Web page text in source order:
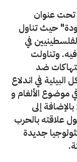
تحت عنوان
حيث تناول
في
وتناولت
ضد
في اندلاع
موضوع الألغام و
الذكرى السنوية الأولى لحرب تموز 2006 بالإضافة إلى
علاقته بالحرب
جديدة